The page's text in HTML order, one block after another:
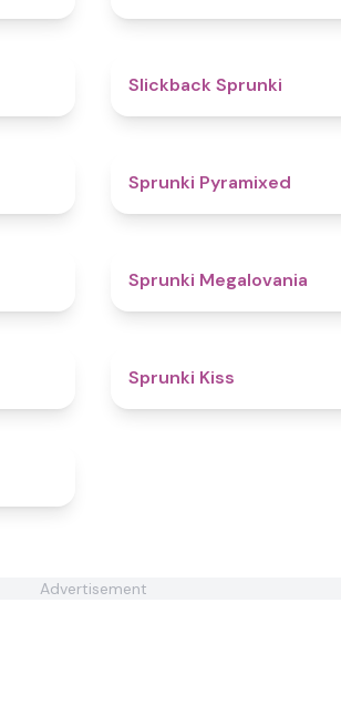
Slickback Sprunki
Sprunki Pyramixed
Sprunki Megalovania
Sprunki Kiss
Advertisement